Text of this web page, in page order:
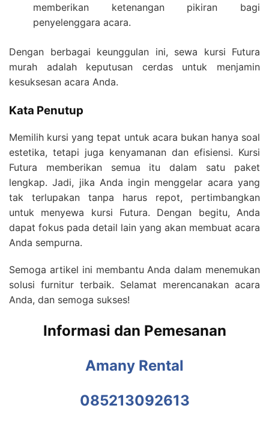
memberikan ketenangan pikiran bagi
penyelenggara acara.
Dengan berbagai keunggulan ini, sewa kursi Futura
murah adalah keputusan cerdas untuk menjamin
kesuksesan acara Anda.
Kata Penutup
Memilih kursi yang tepat untuk acara bukan hanya soal
estetika, tetapi juga kenyamanan dan efisiensi. Kursi
Futura memberikan semua itu dalam satu paket
lengkap. Jadi, jika Anda ingin menggelar acara yang
tak terlupakan tanpa harus repot, pertimbangkan
untuk menyewa kursi Futura. Dengan begitu, Anda
dapat fokus pada detail lain yang akan membuat acara
Anda sempurna.
Semoga artikel ini membantu Anda dalam menemukan
solusi furnitur terbaik. Selamat merencanakan acara
Anda, dan semoga sukses!
Informasi dan Pemesanan
Amany Rental
085213092613